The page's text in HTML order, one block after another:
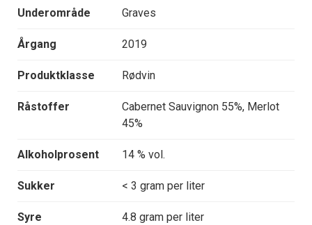
Underområde Graves
Årgang 2019
Produktklasse Rødvin
Råstoffer
Cabernet Sauvignon 55%, Merlot
45%
Alkoholprosent 14 % vol.
Sukker < 3 gram per liter
Syre 4.8 gram per liter